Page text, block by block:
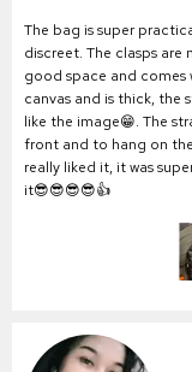
The bag is super
discreet. The clasps
good space and
canvas and is thick, the
like the image😁. The
front and to hang on
really liked it, it was
it😎😎😎😎👍